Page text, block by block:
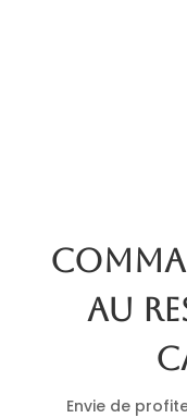
au
Envie de